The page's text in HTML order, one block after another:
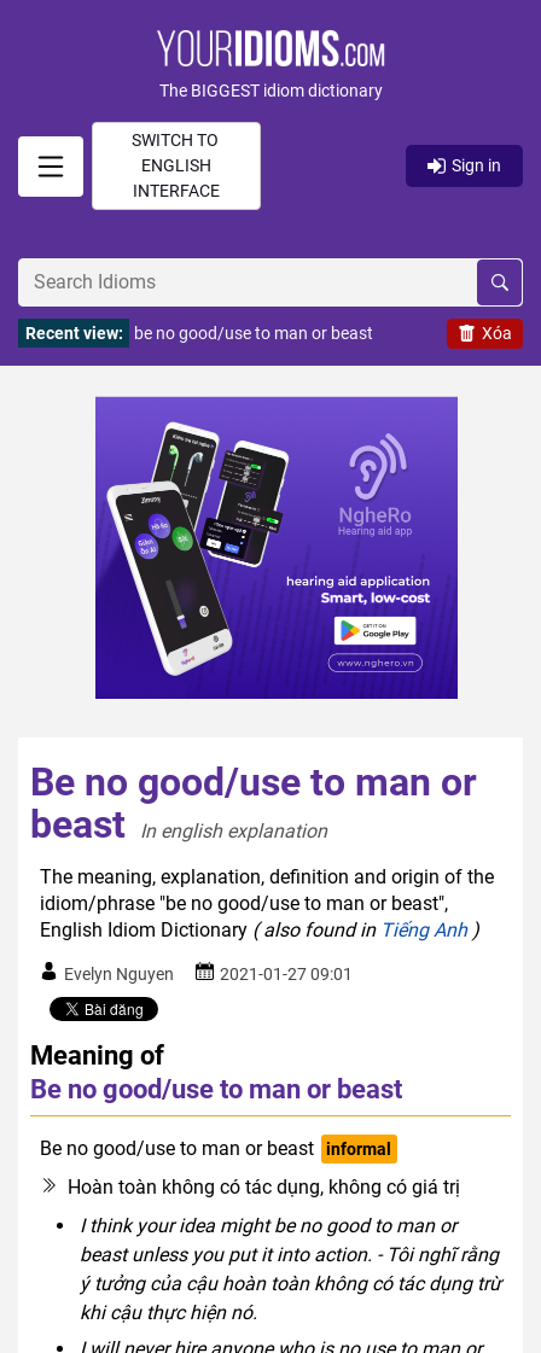
The BIGGEST idiom dictionary
SWITCH TO
ENGLISH
INTERFACE
Sign in
Xóa
Recent view: be no good/use to man or beast
Be no good/use to man or
beast
In english explanation
The meaning, explanation, definition and origin of the
idiom/phrase "be no good/use to man or beast",
English Idiom Dictionary ( also found in Tiếng Anh)
Evelyn Nguyen 2021-01-27 09:01
Meaning of
Be no good/use to man or beast
Be no good/use to man or beast informal
Hoàn toàn không có tác dụng, không có giá trị
I think your idea might be no good to man or
beast unless you put it into action. - Tôi nghĩ rằng
ý tưởng của cậu hoàn toàn không có tác dụng trừ
khi cậu thực hiện nó.